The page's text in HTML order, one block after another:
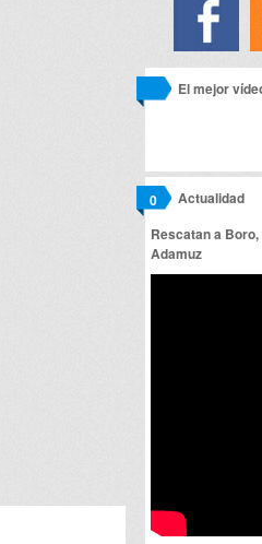
El mejor
Actualidad
0
Rescatan a
Adamuz